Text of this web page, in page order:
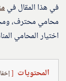
في هذا المقال في
محامي محترف،
اختيار المحامي
المحتويات